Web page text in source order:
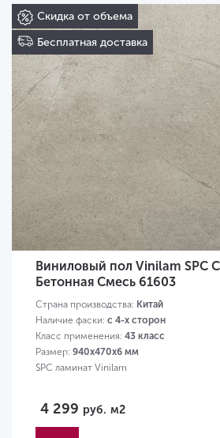
Скидка от объема
Бесплатная доставка
Виниловый пол Vinilam SPC
Бетонная Смесь 61603
Страна производства: Китай
Наличие фаски: с 4-х сторон
Класс применения: 43 класс
Размер: 940х470х6 мм
SPC ламинат Vinilam
4 299 руб. м2